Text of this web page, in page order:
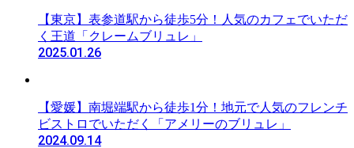
【東京】表参道駅から徒歩5分！人気のカフェでいただ
く王道「クレームブリュレ」
2025.01.26
【愛媛】南堀端駅から徒歩1分！地元で人気のフレンチ
ビストロでいただく「アメリーのブリュレ」
2024.09.14